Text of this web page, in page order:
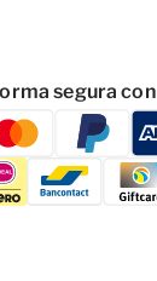
segura con